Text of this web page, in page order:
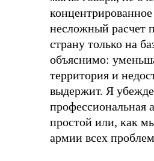
несложный расчет
страну только на
объяснимо:
территория и
выдержит. Я
профессиональная
простой или, как
армии всех